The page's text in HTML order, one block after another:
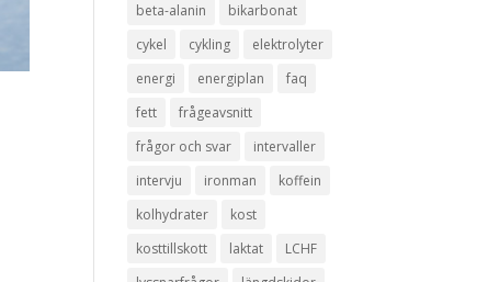
beta-alanin
bikarbonat
cykel
cykling
elektrolyter
energi
energiplan
faq
fett
frågeavsnitt
frågor och svar
intervaller
intervju
ironman
koffein
kolhydrater
kost
kosttillskott
laktat
LCHF